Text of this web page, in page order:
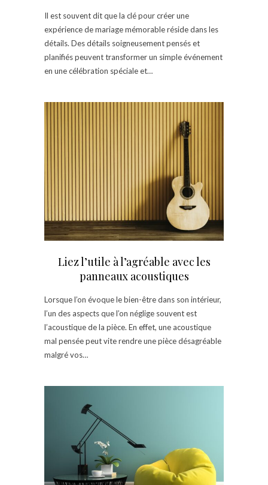
Il est souvent dit que la clé pour créer une
expérience de mariage mémorable réside dans les
détails. Des détails soigneusement pensés et
planifiés peuvent transformer un simple événement
en une célébration spéciale et…
Liez l’utile à l’agréable avec les
panneaux acoustiques
Lorsque l’on évoque le bien-être dans son intérieur,
l’un des aspects que l’on néglige souvent est
l’acoustique de la pièce. En effet, une acoustique
mal pensée peut vite rendre une pièce désagréable
malgré vos…